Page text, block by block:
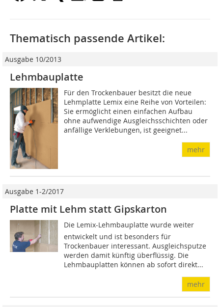
Thematisch passende Artikel:
Ausgabe 10/2013
Lehmbauplatte
Für den Trockenbauer besitzt die neue
Lehmplatte Lemix eine Reihe von Vorteilen:
Sie ermöglicht einen einfachen Aufbau
ohne aufwendige Ausgleichsschichten oder
anfällige Verklebungen, ist geeignet...
mehr
Ausgabe 1-2/2017
Platte mit Lehm statt Gipskarton
Die Lemix-Lehmbauplatte wurde weiter
entwickelt und ist besonders für
Trockenbauer interessant. Ausgleichsputze
werden damit künftig überflüssig. Die
Lehmbauplatten können ab sofort direkt...
mehr